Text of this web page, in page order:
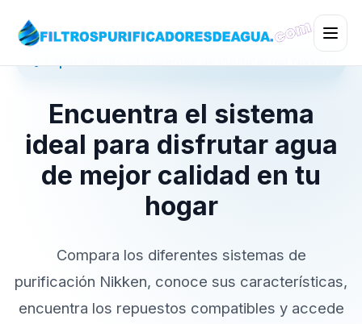
Encuentra el sistema
ideal para disfrutar agua
de mejor calidad en tu
hogar
Compara los diferentes sistemas de
purificación Nikken, conoce sus características,
encuentra los repuestos compatibles y accede